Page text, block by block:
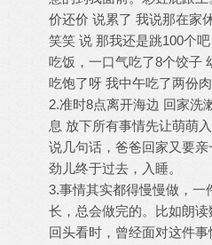
价还价 说累了 我说那在家
笑笑 说 那我还是跳100个
吃饭，一口气吃了8个饺子
吃饱了呀 我中午吃了两份
2.准时8点离开海边 回家洗
息 放下所有事情先让萌萌
说几句话，爸爸回家又要
劲儿终于过去，入睡。
3.事情其实都得慢慢做，
长，总会做完的。比如朗
回头看时，曾经面对这件